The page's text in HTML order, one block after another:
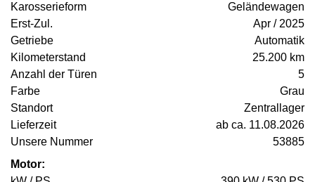
Karosserieform
Geländewagen
Erst-Zul.
Apr / 2025
Getriebe
Automatik
Kilometerstand
25.200 km
Anzahl der Türen
5
Farbe
Grau
Standort
Zentrallager
Lieferzeit
ab ca. 11.08.2026
Unsere Nummer
53885
Motor: